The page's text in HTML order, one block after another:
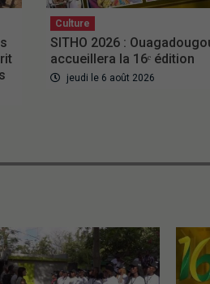
Culture
SITHO 2026 :
accueillera la 16ᵉ édition
jeudi le 6 août 2026